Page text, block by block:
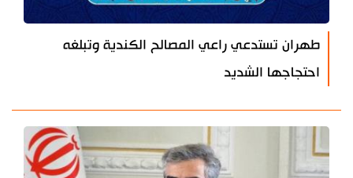
طهران تستدعي راعي المصالح الكندية وتبلغه
احتجاجها الشديد